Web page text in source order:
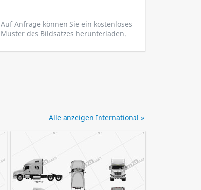
Auf Anfrage können Sie ein kostenloses
Muster des Bildsatzes herunterladen.
Alle anzeigen International »